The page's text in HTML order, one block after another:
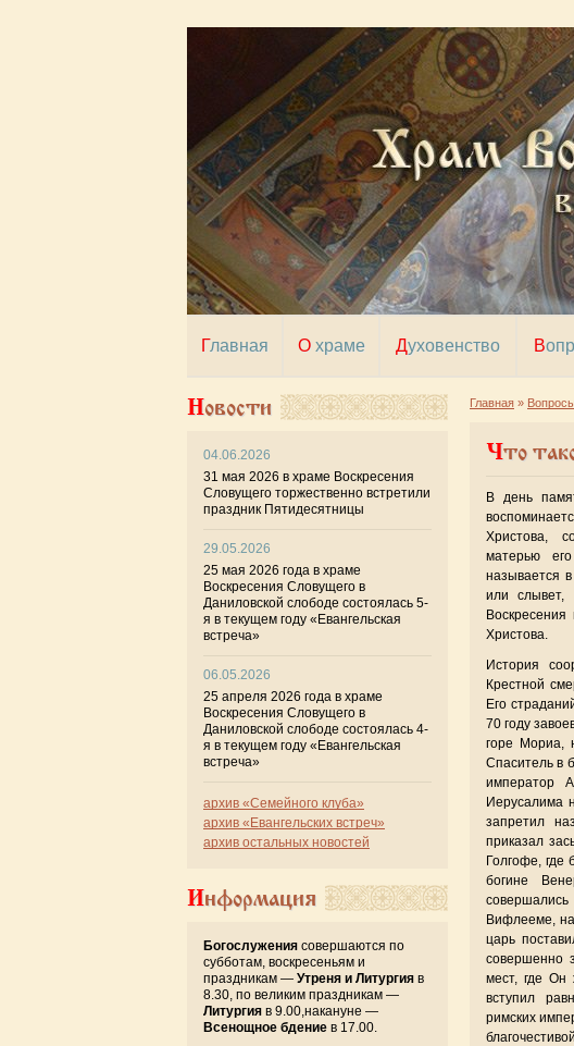
Главная О храме Духовенство
Главная »
Что
В день
Христова,
матерью
называется
или слывет,
Христова.
История
Крестной
Его
70 году
горе Мориа,
Спаситель в
император
Иерусалима
запретил
приказал
Голгофе, где
богине
Вифлееме,
царь
совершенно
мест, где Он
вступил
римских
Новости
04.06.2026
31 мая 2026 в храме Воскресения
Словущего торжественно встретили
праздник Пятидесятницы
29.05.2026
25 мая 2026 года в храме
Воскресения Словущего в
Даниловской слободе состоялась 5-
я в текущем году «Евангельская
встреча»
06.05.2026
25 апреля 2026 года в храме
Воскресения Словущего в
Даниловской слободе состоялась 4-
я в текущем году «Евангельская
встреча»
архив «Семейного клуба»
архив «Евангельских встреч»
архив остальных новостей
Информация
Богослужения совершаются по
субботам, воскресеньям и
праздникам — Утреня и Литургия в
8.30, по великим праздникам —
Литургия в 9.00,накануне —
Всенощное бдение в 17.00.